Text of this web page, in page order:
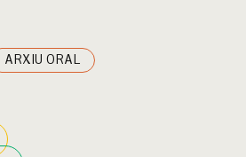
ARXIU ORAL